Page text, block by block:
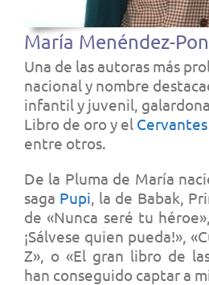
María Menéndez-
Una de las autoras más
nacional y nombre
infantil y juvenil,
Libro de oro y el
entre otros.
De la Pluma de María
saga Pupi , la de Babak
de «Nunca seré tu héroe»
¡Sálvese quien pueda!» , «
Z» , o «El gran libro de
han conseguido captar a